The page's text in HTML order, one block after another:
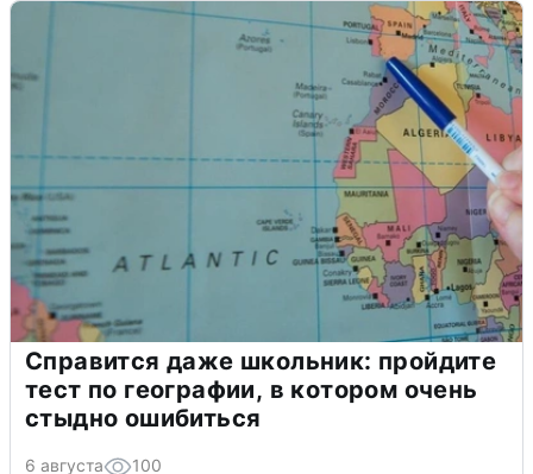
Справится даже школьник: пройдите
тест по географии, в котором очень
стыдно ошибиться
6 августа 100